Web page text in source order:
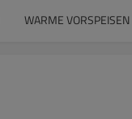
WARME VORSPEISEN